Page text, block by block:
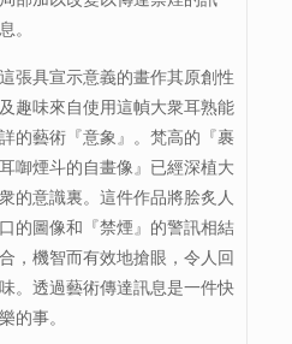
息。
這張具宣示意義的畫作其原創性
及趣味來自使用這幀大衆耳熟能
詳的藝術『意象』。梵高的『裹
耳啣煙斗的自畫像』已經深植大
衆的意識裏。這件作品將脍炙人
口的圖像和『禁煙』的警訊相結
合，機智而有效地搶眼，令人回
味。透過藝術傳達訊息是一件快
樂的事。